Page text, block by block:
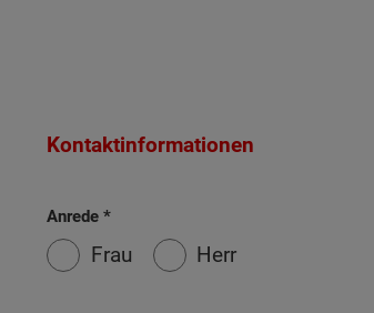
Kontaktinformationen
Anrede
Frau Herr